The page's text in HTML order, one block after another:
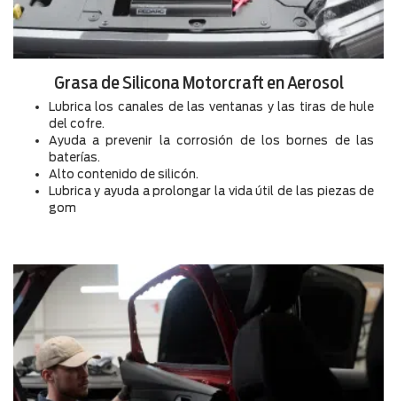
Grasa de Silicona Motorcraft en Aerosol
Lubrica los canales de las ventanas y las tiras de hule
del cofre.
Ayuda a prevenir la corrosión de los bornes de las
baterías.
Alto contenido de silicón.
Lubrica y ayuda a prolongar la vida útil de las piezas de
gom